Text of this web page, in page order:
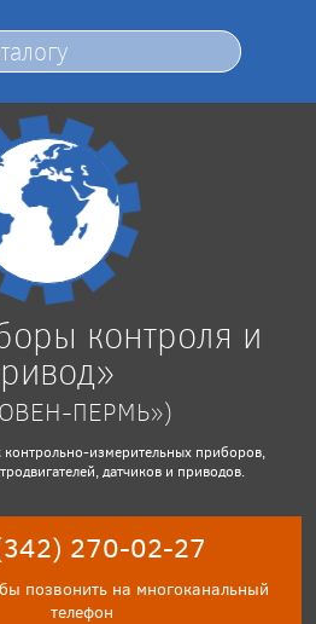
контроля и
ПЕРМЬ»)
измерительных приборов,
датчиков и приводов.
270-02-27
позвонить на многоканальный
телефон